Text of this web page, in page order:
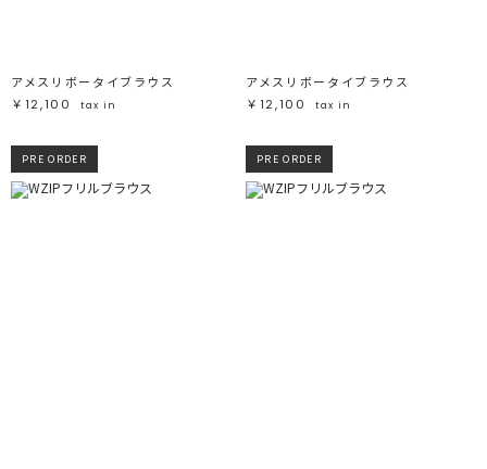
アメスリボータイブラウス
￥12,100
tax in
アメスリボータイブラウス
￥12,100
tax in
PRE ORDER PRE ORDER